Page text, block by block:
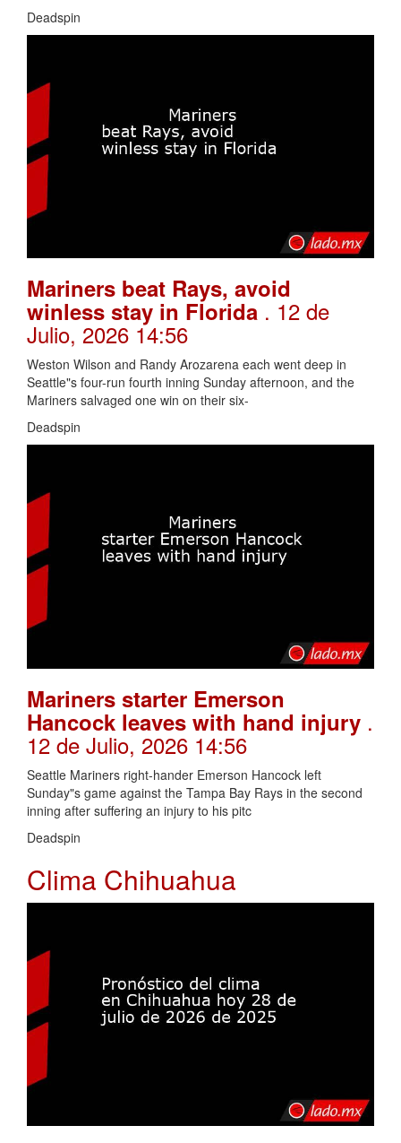
Deadspin
Mariners beat Rays, avoid
winless stay in Florida . 12 de
Julio, 2026 14:56
Weston Wilson and Randy Arozarena each went deep in
Seattle"s four-run fourth inning Sunday afternoon, and the
Mariners salvaged one win on their six-
Deadspin
Mariners starter Emerson
Hancock leaves with hand injury .
12 de Julio, 2026 14:56
Seattle Mariners right-hander Emerson Hancock left
Sunday"s game against the Tampa Bay Rays in the second
inning after suffering an injury to his pitc
Deadspin
Clima Chihuahua